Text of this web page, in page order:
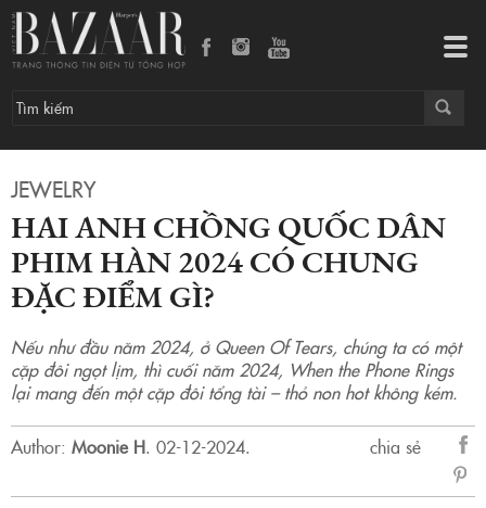
JEWELRY
HAI ANH CHỒNG QUỐC DÂN
PHIM HÀN 2024 CÓ CHUNG
ĐẶC ĐIỂM GÌ?
Nếu như đầu năm 2024, ở Queen Of Tears, chúng ta có một
cặp đôi ngọt lịm, thì cuối năm 2024, When the Phone Rings
lại mang đến một cặp đôi tổng tài – thỏ non hot không kém.
Author: Moonie H. 02-12-2024.
chia sẻ
sẻ